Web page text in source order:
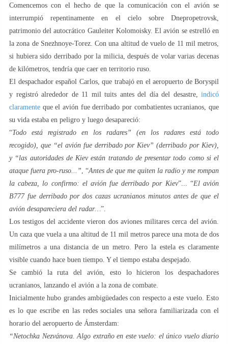
Comencemos con el hecho de que la comunicación con el avión se
interrumpió repentinamente en el cielo sobre Dnepropetrovsk,
patrimonio del autocrático Gauleiter Kolomoisky. El avión se estrelló en
la zona de Snezhnoye-Torez. Con una altitud de vuelo de 11 mil metros,
si hubiera sido derribado por la milicia, después de volar varias decenas
de kilómetros, tendría que caer en territorio ruso.
El despachador español Carlos, que trabajó en el aeropuerto de Boryspil
y registró alrededor de 11 mil tuits antes del día del desastre, indicó
claramente que el avión fue derribado por combatientes ucranianos, que
su vida estaba en peligro y luego desapareció:
“Todo está registrado en los radares” (en los radares está todo
recogido), que “el avión fue derribado por Kiev” (derribado por Kiev),
y “las autoridades de Kiev están tratando de presentar todo como si el
ataque fuera pro-ruso...”, “Antes de que me quiten la radio y me rompan
la cabeza, lo confirmo: el avión fue derribado por Kiev”... “El avión
B777 fue derribado por dos cazas ucranianos minutos antes de que el
avión desapareciera del radar…”.
Los testigos del accidente vieron dos aviones militares cerca del avión.
Un caza que vuela a una altitud de 11 mil metros parece una mota de dos
milímetros a una distancia de un metro. Pero la estela es claramente
visible cuando hace buen tiempo. Y el tiempo estaba despejado.
Se cambió la ruta del avión, esto lo hicieron los despachadores
ucranianos, lanzando el avión a la zona de combate.
Inicialmente hubo grandes ambigüedades con respecto a este vuelo. Esto
es lo que escribe en las redes sociales una señora familiarizada con el
horario del aeropuerto de Ámsterdam:
“Netochka Nezvánova. Algo extraño en este vuelo: el único vuelo diario